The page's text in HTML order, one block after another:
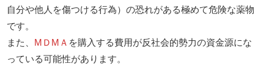
自分や他人を傷つける行為）の恐れがある極めて危険な薬物
です。
また、 МＤМＡ を購入する費用が反社会的勢力の資金源にな
っている可能性があります。